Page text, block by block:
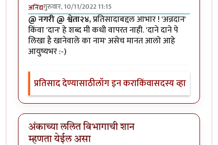
अनिंद्यगुरुवार, 10/11/2022 11:15
@ नगरी @ श्वेता२४,प्रतिसादाबद्दल आभार ! 'अन्नदान'
किंवा 'दान' हे शब्द मी कधी वापरत नाही. 'दाने दाने पे
लिखा है खानेवाले का नाम' असेच मानत आलो आहे
आयुष्यभर :-)
प्रतिसाद देण्यासाठीलॉग इन कराकिंवासदस्य व्हा
अंकाच्या ललित विभागाची शान
म्हणता येईल असा